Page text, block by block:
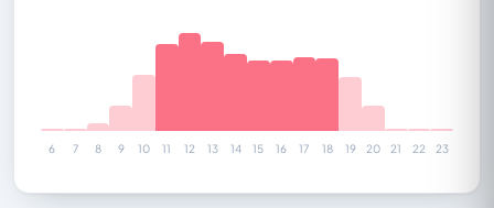
6 7 8 9 10 11 12 13 14 15 16 17 18 19 20 21 22 23